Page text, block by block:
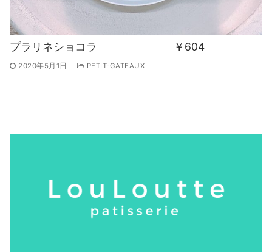
プラリネショコラ ￥604
2020年5月1日 PETIT-GATEAUX